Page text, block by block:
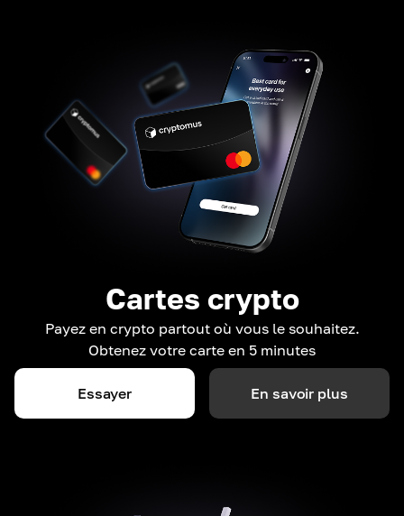
Cartes crypto
Payez en crypto partout où vous le souhaitez.
Obtenez votre carte en 5 minutes
Essayer En savoir plus